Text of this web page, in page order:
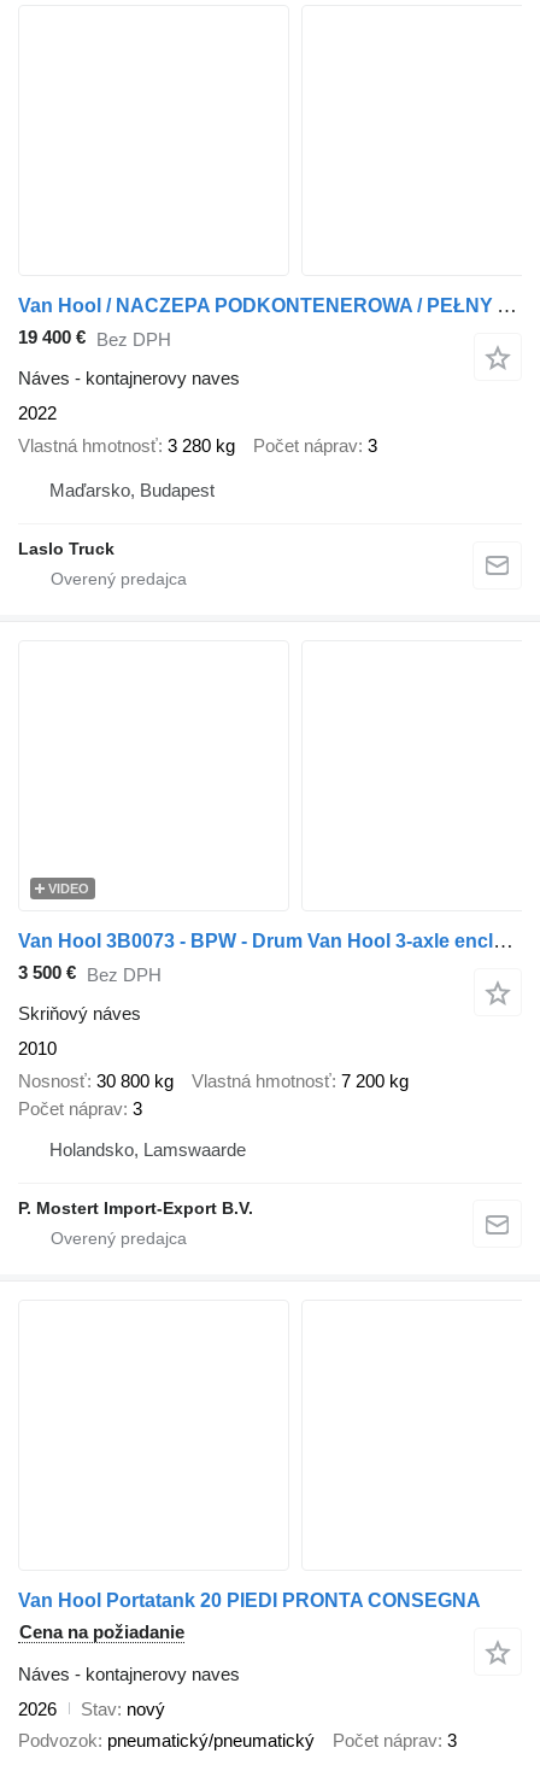
Van Hool / NACZEPA PODKONTENEROWA / PEŁNY ADR / 3 OSIE / OSIE SAF / ALUSY
19 400 € Bez DPH
Náves - kontajnerovy naves
2022
Vlastná hmotnosť 3 280 kg Počet náprav 3
Maďarsko, Budapest
Laslo Truck
VIDEO
Van Hool 3B0073 - BPW - Drum Van Hool 3-axle enclosed box semi-trailer -
3 500 € Bez DPH
Skriňový náves
2010
Nosnosť 30 800 kg Vlastná hmotnosť 7 200 kg
Počet náprav 3
Holandsko, Lamswaarde
P. Mostert Import-Export B.V.
Van Hool Portatank 20 PIEDI PRONTA CONSEGNA
Cena na požiadanie
Náves - kontajnerovy naves
2026
Stav nový
Podvozok pneumatický/pneumatický Počet náprav 3